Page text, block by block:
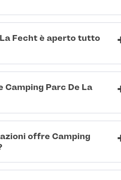
Fecht è aperto tutto
Camping Parc De La
offre Camping